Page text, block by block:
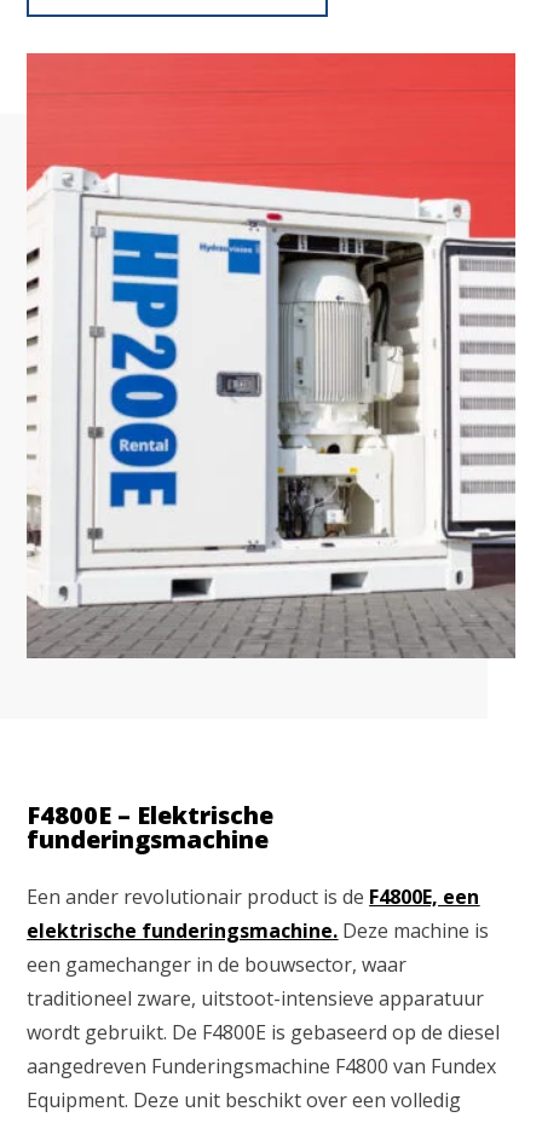
F4800E – Elektrische
funderingsmachine
Een ander revolutionair product is de F4800E, een
elektrische funderingsmachine. Deze machine is
een gamechanger in de bouwsector, waar
traditioneel zware, uitstoot-intensieve apparatuur
wordt gebruikt. De F4800E is gebaseerd op de diesel
aangedreven Funderingsmachine F4800 van Fundex
Equipment. Deze unit beschikt over een volledig